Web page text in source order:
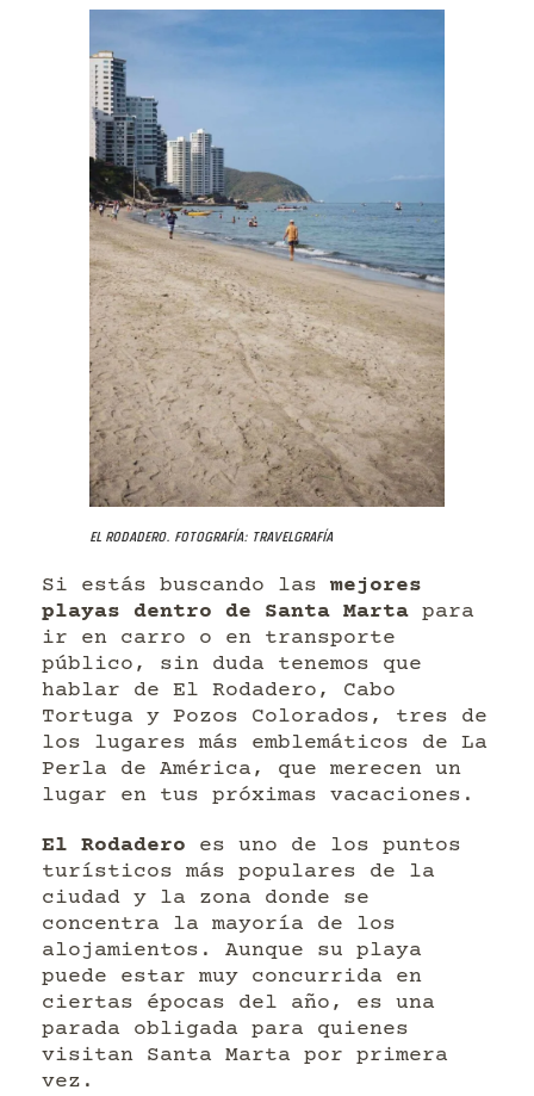
El Rodadero. Fotografía: Travelgrafía
Si estás buscando las mejores
playas dentro de Santa Marta para
ir en carro o en transporte
público, sin duda tenemos que
hablar de El Rodadero, Cabo
Tortuga y Pozos Colorados, tres de
los lugares más emblemáticos de La
Perla de América, que merecen un
lugar en tus próximas vacaciones.
El Rodadero es uno de los puntos
turísticos más populares de la
ciudad y la zona donde se
concentra la mayoría de los
alojamientos. Aunque su playa
puede estar muy concurrida en
ciertas épocas del año, es una
parada obligada para quienes
visitan Santa Marta por primera
vez.